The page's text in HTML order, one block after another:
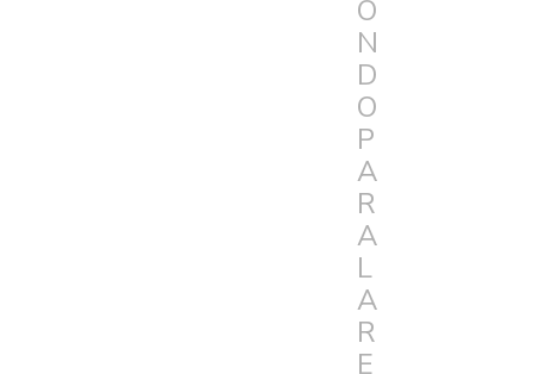
O
N
D
O
P
A
R
A
L
A
R
E